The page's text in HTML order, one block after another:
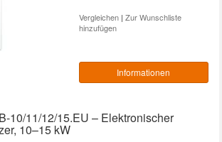
Vergleichen| Zur Wunschliste
hinzufügen
Informationen
10/11/12/15.EU – Elektronischer
10–15 kW